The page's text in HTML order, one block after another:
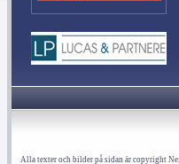
Alla texter och bilder på sidan är copyright